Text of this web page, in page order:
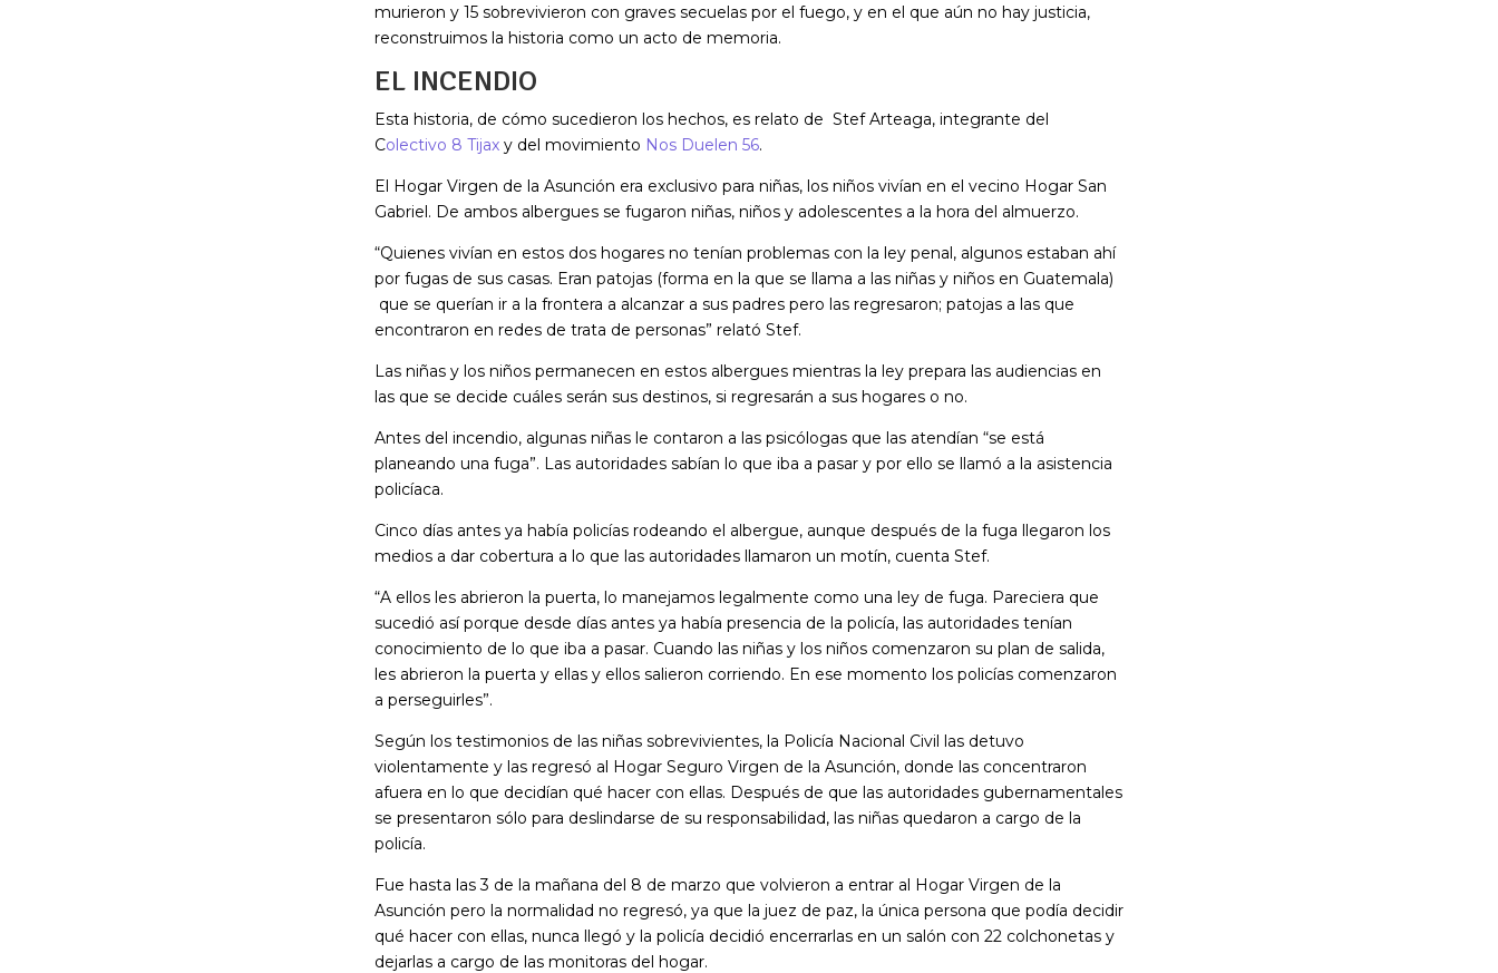
murieron y 15 sobrevivieron con graves secuelas por el fuego, y en el que aún no hay justicia,
reconstruimos la historia como un acto de memoria.
EL INCENDIO
Esta historia, de cómo sucedieron los hechos, es relato de Stef Arteaga, integrante del
Colectivo 8 Tijax y del movimiento Nos Duelen 56.
El Hogar Virgen de la Asunción era exclusivo para niñas, los niños vivían en el vecino Hogar San
Gabriel. De ambos albergues se fugaron niñas, niños y adolescentes a la hora del almuerzo.
“Quienes vivían en estos dos hogares no tenían problemas con la ley penal, algunos estaban ahí
por fugas de sus casas. Eran patojas (forma en la que se llama a las niñas y niños en Guatemala)
que se querían ir a la frontera a alcanzar a sus padres pero las regresaron; patojas a las que
encontraron en redes de trata de personas” relató Stef.
Las niñas y los niños permanecen en estos albergues mientras la ley prepara las audiencias en
las que se decide cuáles serán sus destinos, si regresarán a sus hogares o no.
Antes del incendio, algunas niñas le contaron a las psicólogas que las atendían “se está
planeando una fuga”. Las autoridades sabían lo que iba a pasar y por ello se llamó a la asistencia
policíaca.
Cinco días antes ya había policías rodeando el albergue, aunque después de la fuga llegaron los
medios a dar cobertura a lo que las autoridades llamaron un motín, cuenta Stef.
“A ellos les abrieron la puerta, lo manejamos legalmente como una ley de fuga. Pareciera que
sucedió así porque desde días antes ya había presencia de la policía, las autoridades tenían
conocimiento de lo que iba a pasar. Cuando las niñas y los niños comenzaron su plan de salida,
les abrieron la puerta y ellas y ellos salieron corriendo. En ese momento los policías comenzaron
a perseguirles”.
Según los testimonios de las niñas sobrevivientes, la Policía Nacional Civil las detuvo
violentamente y las regresó al Hogar Seguro Virgen de la Asunción, donde las concentraron
afuera en lo que decidían qué hacer con ellas. Después de que las autoridades gubernamentales
se presentaron sólo para deslindarse de su responsabilidad, las niñas quedaron a cargo de la
policía.
Fue hasta las 3 de la mañana del 8 de marzo que volvieron a entrar al Hogar Virgen de la
Asunción pero la normalidad no regresó, ya que la juez de paz, la única persona que podía decidir
qué hacer con ellas, nunca llegó y la policía decidió encerrarlas en un salón con 22 colchonetas y
dejarlas a cargo de las monitoras del hogar.